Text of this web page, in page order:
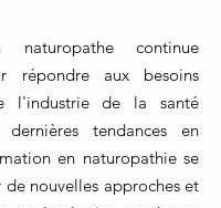
naturopathe continue
répondre aux besoins
l'industrie de la santé
dernières tendances en
en naturopathie se
de nouvelles approches et